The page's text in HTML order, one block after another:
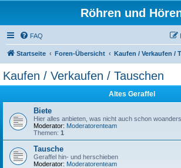
Röhren und
FAQ
Startseite Foren-Übersicht Kaufen / Verkaufen /
Kaufen / Verkaufen / Tauschen
Altes Geraffel
Biete
Hier alles anbieten, was nicht auch schon
Moderator: Moderatorenteam
Themen: 1
Tausche
Geraffel hin- und herschieben
Moderator: Moderatorenteam